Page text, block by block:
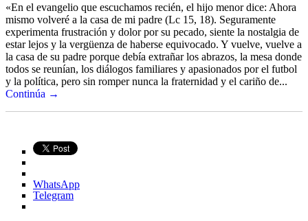
«En el evangelio que escuchamos recién, el hijo menor dice: Ahora
mismo volveré a la casa de mi padre (Lc 15, 18). Seguramente
experimenta frustración y dolor por su pecado, siente la nostalgia de
estar lejos y la vergüenza de haberse equivocado. Y vuelve, vuelve a
la casa de su padre porque debía extrañar los abrazos, la mesa donde
todos se reunían, los diálogos familiares y apasionados por el futbol
y la política, pero sin romper nunca la fraternidad y el cariño de...
Continúa →
WhatsApp
Telegram